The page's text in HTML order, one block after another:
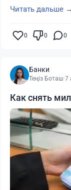
Читать дальше →
0 0 0
Банки
Теңіз Боташ·7
Как снять